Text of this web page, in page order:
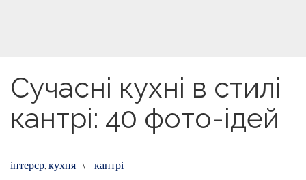
Сучасні кухні в стилі
кантрі: 40 фото-ідей
інтерєр,кухня \ кантрі